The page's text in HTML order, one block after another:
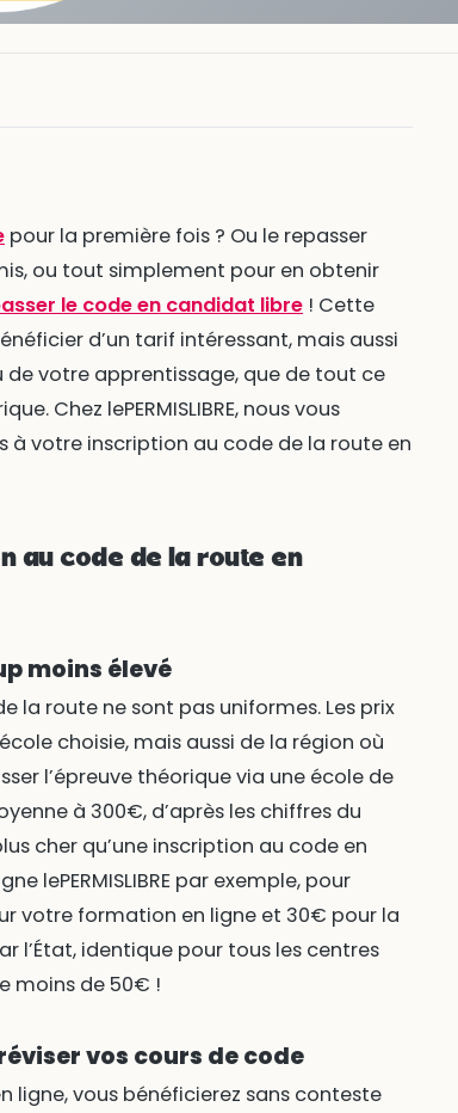
pour la première fois ? Ou le repasser
ou tout simplement pour en obtenir
le code en candidat libre! Cette
d’un tarif intéressant, mais aussi
votre apprentissage, que de tout ce
Chez lePERMISLIBRE, nous vous
à votre inscription au code de la route en
au code de la route en
moins élevé
la route ne sont pas uniformes. Les prix
choisie, mais aussi de la région où
l’épreuve théorique via une école de
à 300€, d’après les chiffres du
cher qu’une inscription au code en
lePERMISLIBRE par exemple, pour
votre formation en ligne et 30€ pour la
l’État, identique pour tous les centres
moins de 50€ !
vos cours de code
ligne, vous bénéficierez sans conteste